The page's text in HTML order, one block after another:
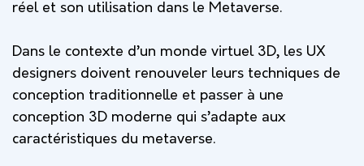
réel et son utilisation dans le Metaverse.
Dans le contexte d’un monde virtuel 3D, les UX
designers doivent renouveler leurs techniques de
conception traditionnelle et passer à une
conception 3D moderne qui s’adapte aux
caractéristiques du metaverse.